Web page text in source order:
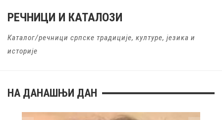
РЕЧНИЦИ И КАТАЛОЗИ
Каталог/речници српске традиције, културе, језика и
историје
НА ДАНАШЊИ ДАН